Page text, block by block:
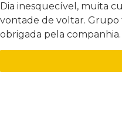
Dia inesquecível, muita
vontade de voltar.
obrigada pela companhia.